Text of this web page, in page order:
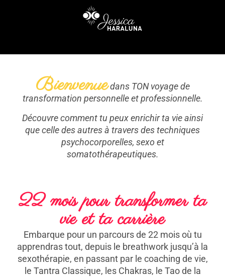
Bienvenue dans TON voyage de
transformation personnelle et professionnelle.
Découvre comment tu peux enrichir ta vie ainsi
que celle des autres à travers des techniques
psychocorporelles, sexo et
somatothérapeutiques.
22 mois pour transformer ta
vie et ta carrière
Embarque pour un parcours de 22 mois où tu
apprendras tout, depuis le breathwork jusqu’à la
sexothérapie, en passant par le coaching de vie,
le Tantra Classique, les Chakras, le Tao de la